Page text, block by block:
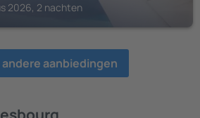
2026, 2 nachten
aanbiedingen